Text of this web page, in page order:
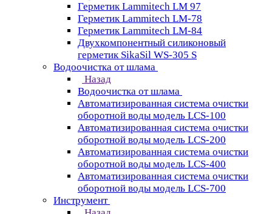
Герметик Lammitech LM 97
Герметик Lammitech LM-78
Герметик Lammitech LM-84
Двухкомпонентный силиконовый
герметик SikaSil WS-305 S
Водоочистка от шлама
Назад
Водоочистка от шлама
Автоматизированная система очистки
оборотной воды модель LCS-100
Автоматизированная система очистки
оборотной воды модель LCS-200
Автоматизированная система очистки
оборотной воды модель LCS-400
Автоматизированная система очистки
оборотной воды модель LCS-700
Инструмент